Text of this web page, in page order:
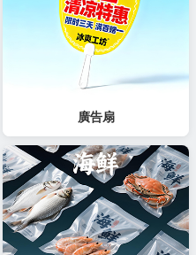
廣告扇